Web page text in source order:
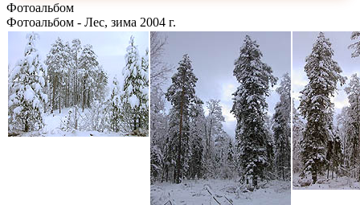
Фотоальбом
Фотоальбом - Лес, зима 2004 г.